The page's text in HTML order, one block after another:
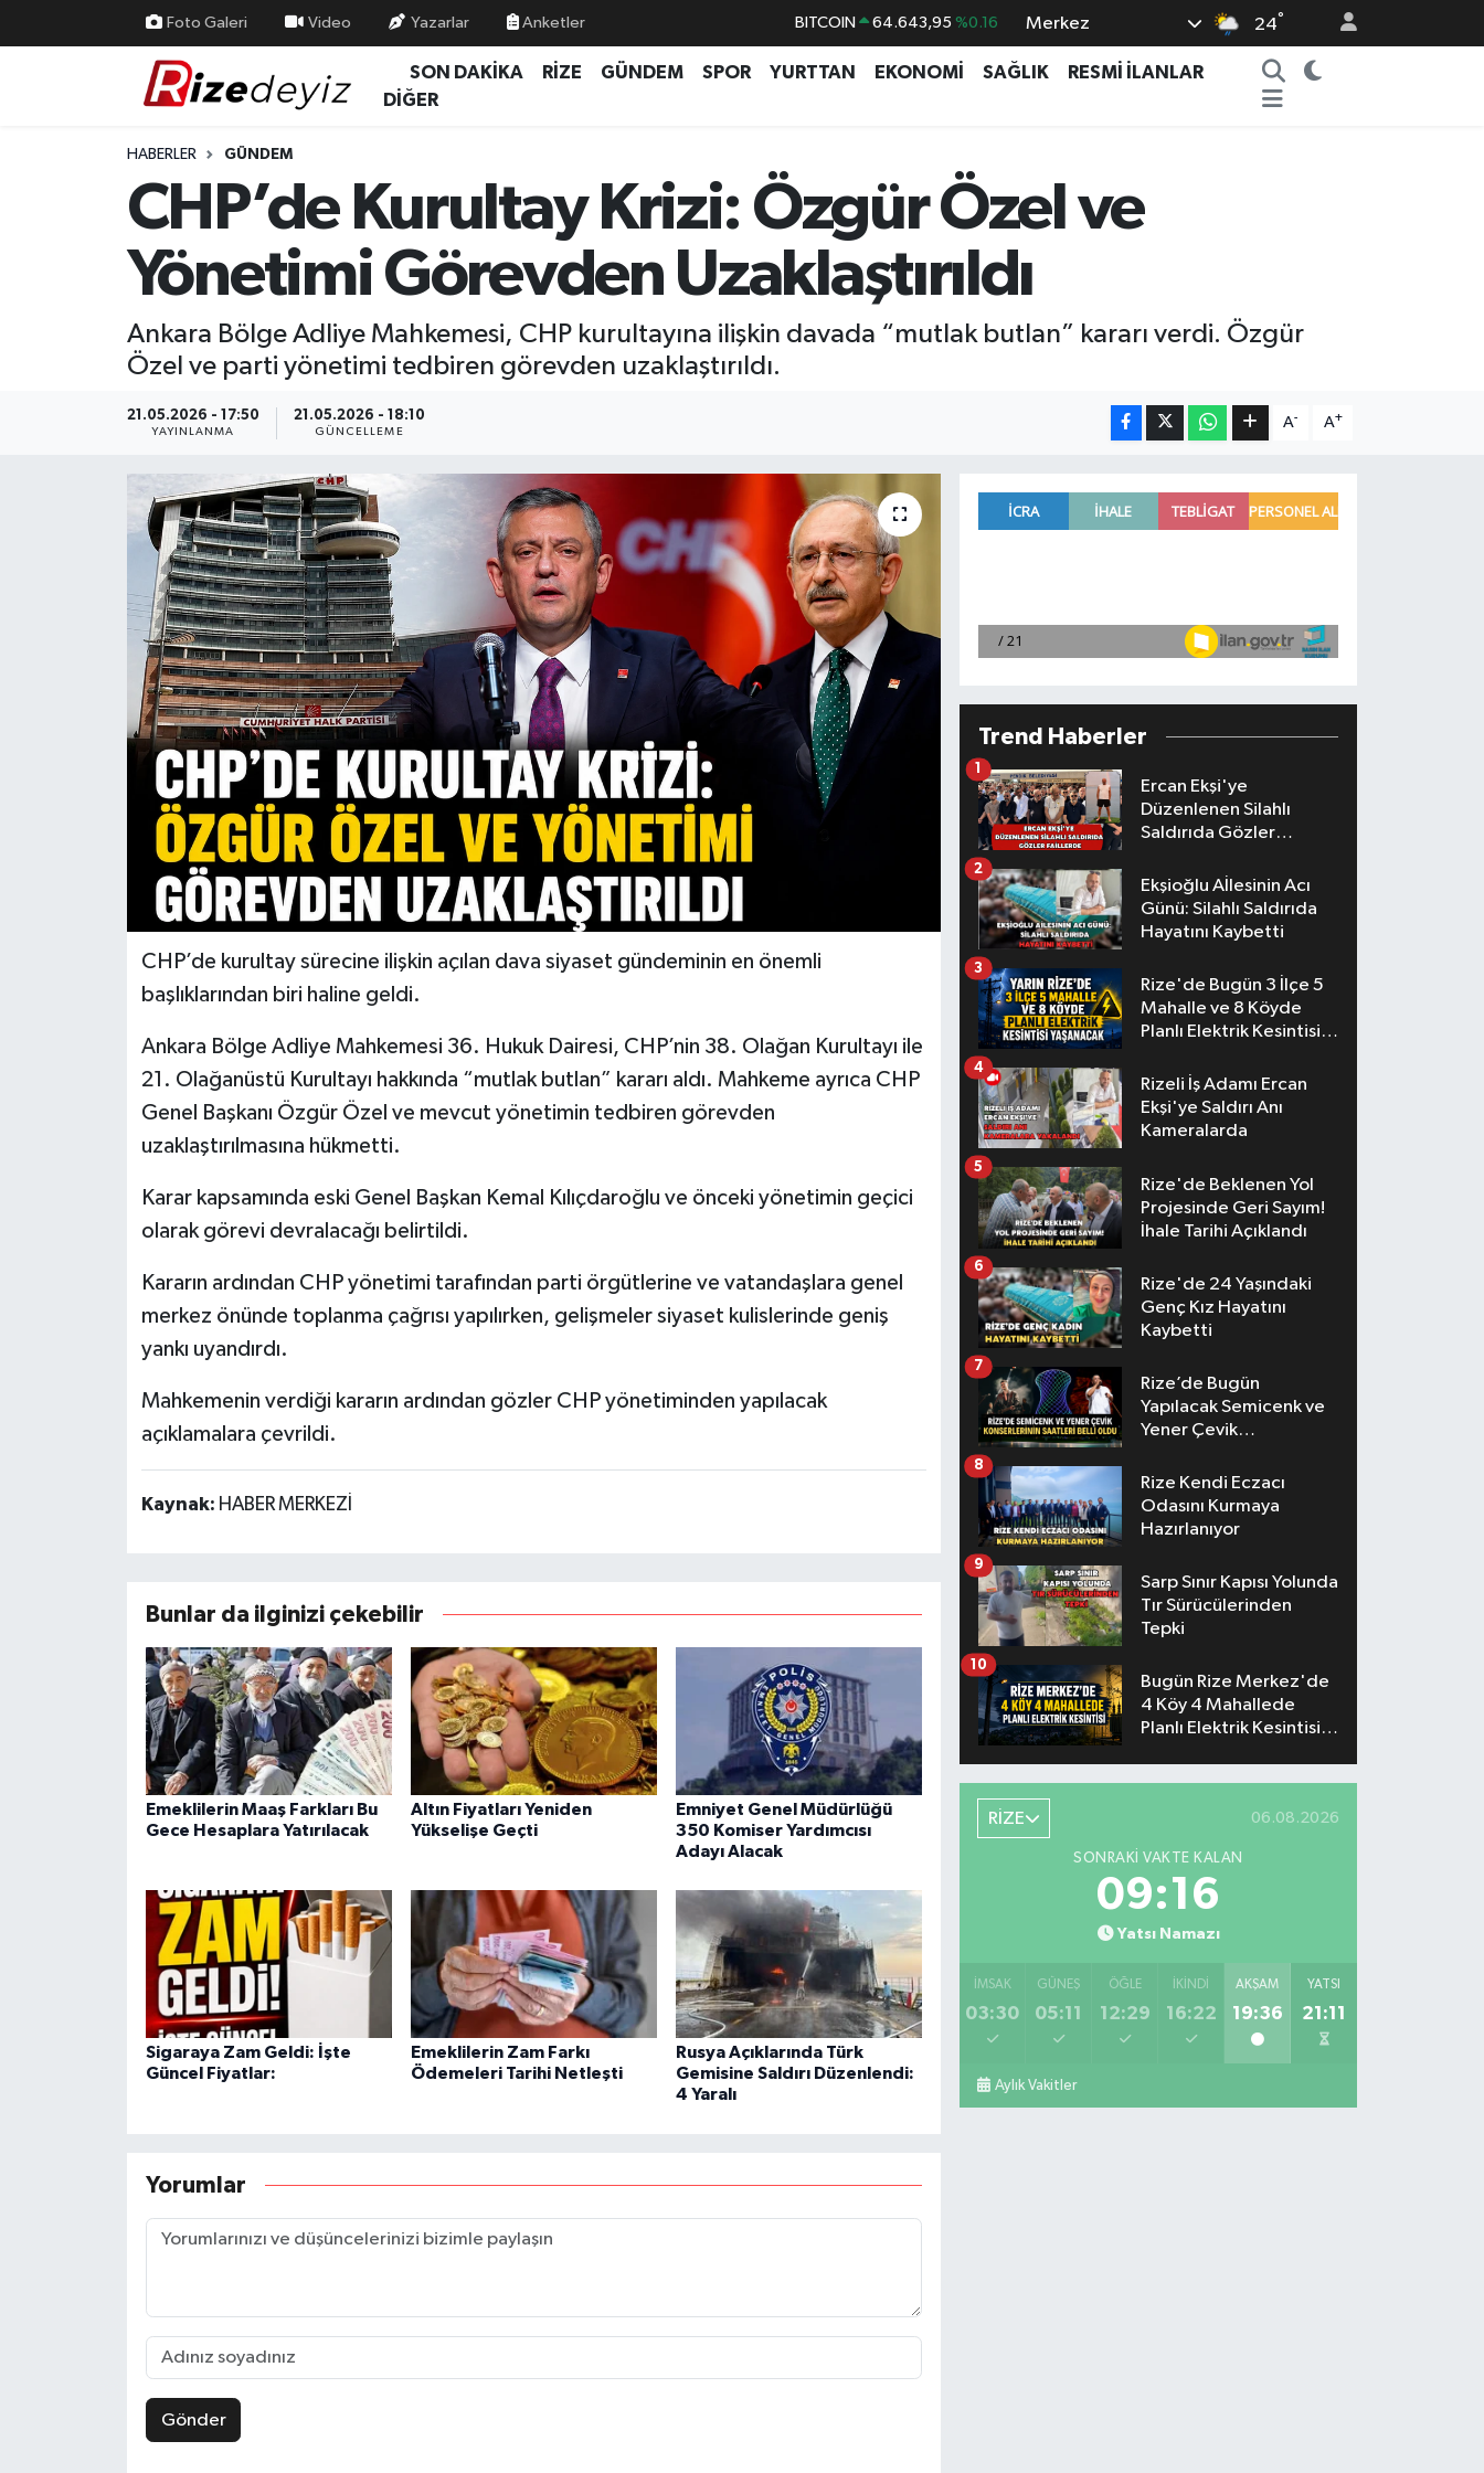
Foto Galeri Video Yazarlar Anketler BITCOIN 64.643,95 %0.16
DOLAR 47,6006 %0.06
GRAM ALTIN 6513.94 %0.32
BİST100 13.768 %48
Merkez 24°
SON DAKİKA RİZE GÜNDEM SPOR YURTTAN EKONOMİ SAĞLIK
RESMİ İLANLAR
DİĞER
HABERLER GÜNDEM
CHP’de Kurultay Krizi: Özgür Özel ve
Yönetimi Görevden Uzaklaştırıldı
Ankara Bölge Adliye Mahkemesi, CHP kurultayına ilişkin davada “mutlak butlan” kararı verdi. Özgür
Özel ve parti yönetimi tedbiren görevden uzaklaştırıldı.
21.05.2026 - 17:50
YAYINLANMA
21.05.2026 - 18:10
GÜNCELLEME
A- A+
CHP’de kurultay sürecine ilişkin açılan dava siyaset gündeminin en önemli
başlıklarından biri haline geldi.
Ankara Bölge Adliye Mahkemesi 36. Hukuk Dairesi, CHP’nin 38. Olağan Kurultayı ile
21. Olağanüstü Kurultayı hakkında “mutlak butlan” kararı aldı. Mahkeme ayrıca CHP
Genel Başkanı Özgür Özel ve mevcut yönetimin tedbiren görevden
uzaklaştırılmasına hükmetti.
Karar kapsamında eski Genel Başkan Kemal Kılıçdaroğlu ve önceki yönetimin geçici
olarak görevi devralacağı belirtildi.
Kararın ardından CHP yönetimi tarafından parti örgütlerine ve vatandaşlara genel
merkez önünde toplanma çağrısı yapılırken, gelişmeler siyaset kulislerinde geniş
yankı uyandırdı.
Mahkemenin verdiği kararın ardından gözler CHP yönetiminden yapılacak
açıklamalara çevrildi.
Kaynak: HABER MERKEZİ
Bunlar da ilginizi çekebilir
Emeklilerin Maaş Farkları Bu
Gece Hesaplara Yatırılacak
Altın Fiyatları Yeniden
Yükselişe Geçti
Emniyet Genel Müdürlüğü
350 Komiser Yardımcısı
Adayı Alacak
Sigaraya Zam Geldi: İşte
Güncel Fiyatlar:
Emeklilerin Zam Farkı
Ödemeleri Tarihi Netleşti
Rusya Açıklarında Türk
Gemisine Saldırı Düzenlendi:
4 Yaralı
Yorumlar
Gönder
Trend Haberler
Ercan Ekşi'ye
Düzenlenen Silahlı
Saldırıda Gözler
1
Ekşioğlu Aİlesinin Acı
Günü: Silahlı Saldırıda
Hayatını Kaybetti
2
Rize'de Bugün 3 İlçe 5
Mahalle ve 8 Köyde
Planlı Elektrik Kesintisi
3
Rizeli İş Adamı Ercan
Ekşi'ye Saldırı Anı
Kameralarda
4
Rize'de Beklenen Yol
Projesinde Geri Sayım!
İhale Tarihi Açıklandı
5
Rize'de 24 Yaşındaki
Genç Kız Hayatını
Kaybetti
6
Rize’de Bugün
Yapılacak Semicenk ve
Yener Çevik
Belli Oldu
7
Rize Kendi Eczacı
Odasını Kurmaya
Hazırlanıyor
8
Sarp Sınır Kapısı Yolunda
Tır Sürücülerinden
Tepki
9
Bugün Rize Merkez'de
4 Köy 4 Mahallede
Planlı Elektrik Kesintisi
10
RİZE 06.08.2026
SONRAKI VAKTE KALAN
09:15
Yatsı Namazı
İMSAK
03:30
GÜNEŞ
05:11
ÖĞLE
12:29
İKINDI
16:22
AKŞAM
19:36
YATSI
21:11
Aylık Vakitler
Yurttan Haberler
Ekonomi
Rize Nöbetçi Eczaneler
Rize Trafik Yoğunluk Haritası
Süper Lig Puan Durumu ve Fikstür
Son Dakika Haberleri
Haber Arşivi